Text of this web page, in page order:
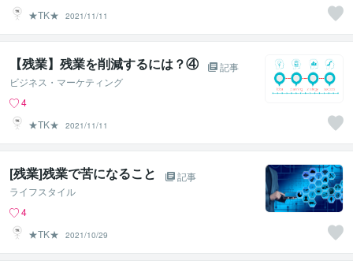
★TK★
2021/11/11
【残業】残業を削減するには？④
記事
ビジネス・マーケティング
4
★TK★
2021/11/11
[残業]残業で苦になること
記事
ライフスタイル
4
★TK★
2021/10/29